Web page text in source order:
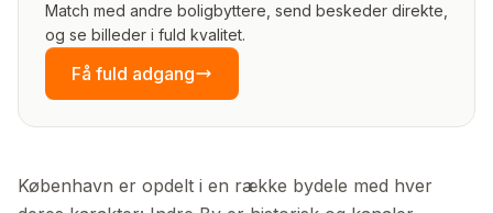
Match med andre boligbyttere, send beskeder direkte,
og se billeder i fuld kvalitet.
Få fuld adgang
København er opdelt i en række bydele med hver